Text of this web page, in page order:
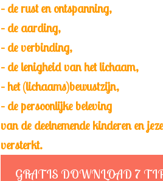
– de rust en ontspanning,
– de aarding,
– de verbinding,
– de lenigheid van het lichaam,
– het (lichaams)bewustzijn,
– de persoonlijke beleving
van de deelnemende kinderen en
versterkt.
GRATIS DOWNLOAD 7